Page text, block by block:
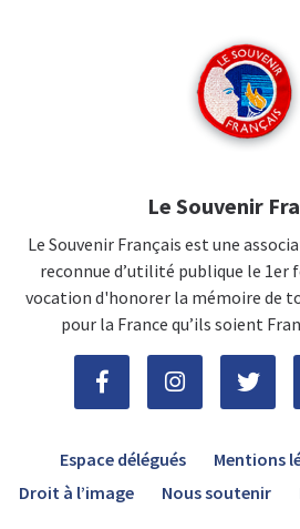
Le Souvenir
Le Souvenir Français est une
reconnue d’utilité publique le 1er
vocation d'honorer la mémoire de
pour la France qu’ils soient
Espace délégués Mentions
Droit à l’image
Nous soutenir